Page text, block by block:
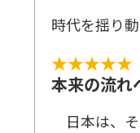
時代を揺り
★★★★★
本来の流れ
日本は、